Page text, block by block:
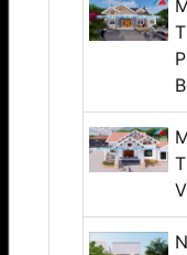
Bình
Thiết Kế
3 Tầng
Thiết kế
điển 3
Khám